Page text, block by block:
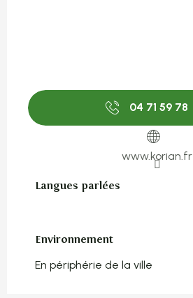
04 71 59 78
www.korian.fr
Langues parlées
Langues parlées
Environnement
Environnement
En périphérie de la ville